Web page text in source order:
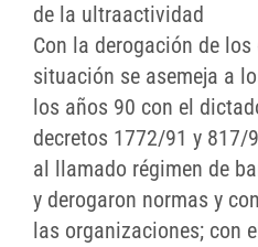
de la ultraactividad
Con la derogación de
situación se asemeja a
los años 90 con el
decretos 1772/91 y 817/
al llamado régimen de
y derogaron normas y
las organizaciones; con